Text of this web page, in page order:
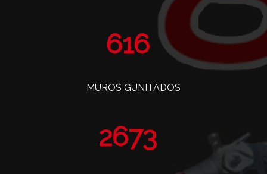
760
MUROS GUNITADOS
3297